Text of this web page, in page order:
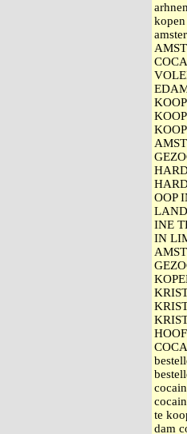
OOP
INE
IN
te
dam